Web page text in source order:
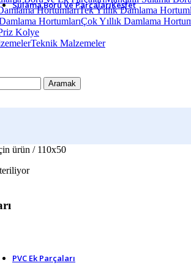
Tek Yıllık Damlama
Çok Yıllık Damlama
Kolye
Teknik Malzemeler
Aramak
Sulama Boru Ve ParçalarıKeşfet
Kaplin Puşvit Parçalar
Kaplin Dirsek
Spigot Adaptör
Spigot Dirsek
Spigot Te
Kilitli Bağlantı Manşon
Kilitli Bağlantı Te
En İyi Sulama Ürünleri ile Tanışın
PVC Ek Parçaları
ürün / 110x50